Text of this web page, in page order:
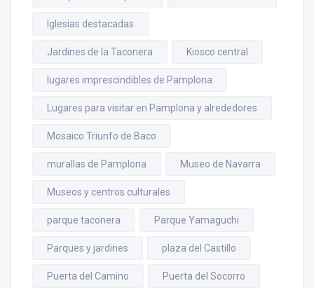
Iglesias destacadas
Jardines de la Taconera Kiosco central
lugares imprescindibles de Pamplona
Lugares para visitar en Pamplona y alrededores
Mosaico Triunfo de Baco
murallas de Pamplona Museo de Navarra
Museos y centros culturales
parque taconera Parque Yamaguchi
Parques y jardines plaza del Castillo
Puerta del Camino Puerta del Socorro